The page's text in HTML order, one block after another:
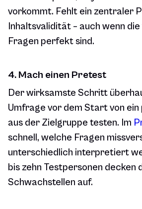
vorkommt. Fehlt ein zentraler
Inhaltsvalidität – auch wenn
Fragen perfekt sind.
4. Mach einen Pretest
Der wirksamste Schritt
Umfrage vor dem Start von
aus der Zielgruppe testen. Im
schnell, welche Fragen
unterschiedlich interpretiert
bis zehn Testpersonen decken
Schwachstellen auf.